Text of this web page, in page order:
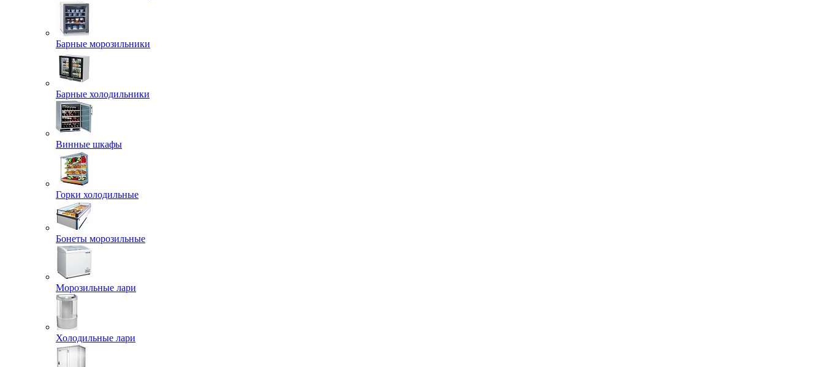
Барные морозильники
Барные холодильники
Винные шкафы
Горки холодильные
Бонеты морозильные
Морозильные лари
Холодильные лари